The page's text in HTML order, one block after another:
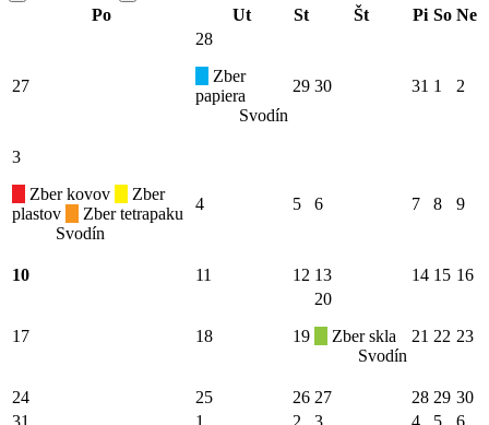
Po
Ut St Št Pi So Ne
27
28
Zber
papiera
Svodín
29 30 31 1 2
3
Zber kovov
Zber
plastov
Zber tetrapaku
Svodín
4 5 6 7 8 9
10 11 12 13 14 15 16
17 18 19
20
Zber skla
Svodín
21 22 23
24 25 26 27 28 29 30
31
1 2 3 4 5
6